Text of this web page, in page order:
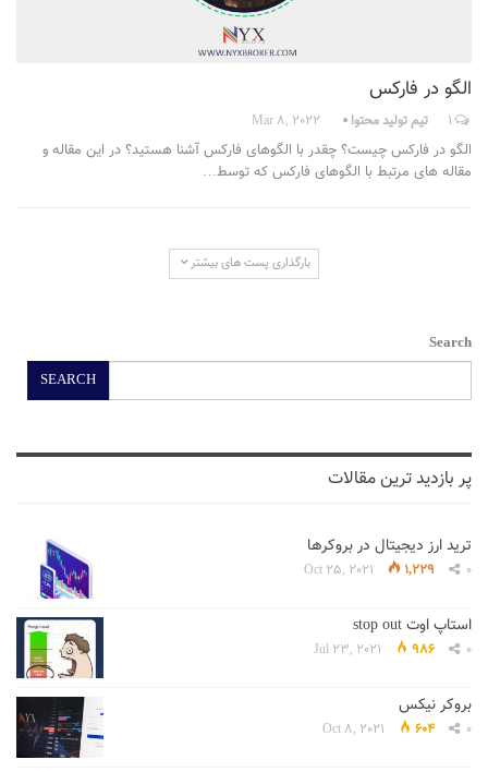
الگو در فارکس
تیم تولید محتوا Mar 8, 2022
الگو در فارکس چیست؟ چقدر با الگوهای فارکس آشنا هستید؟ در این مقاله و
مقاله های مرتبط با الگوهای فارکس که توسط…
بارگذاری پست های بیشتر
Search
SEARCH
پر بازدید ترین مقالات
ترید ارز دیجیتال در بروکرها
Oct 25, 2021 1,229 0
استاپ اوت stop out
Jul 23, 2021 986 0
بروکر نیکس
Oct 8, 2021 604 0